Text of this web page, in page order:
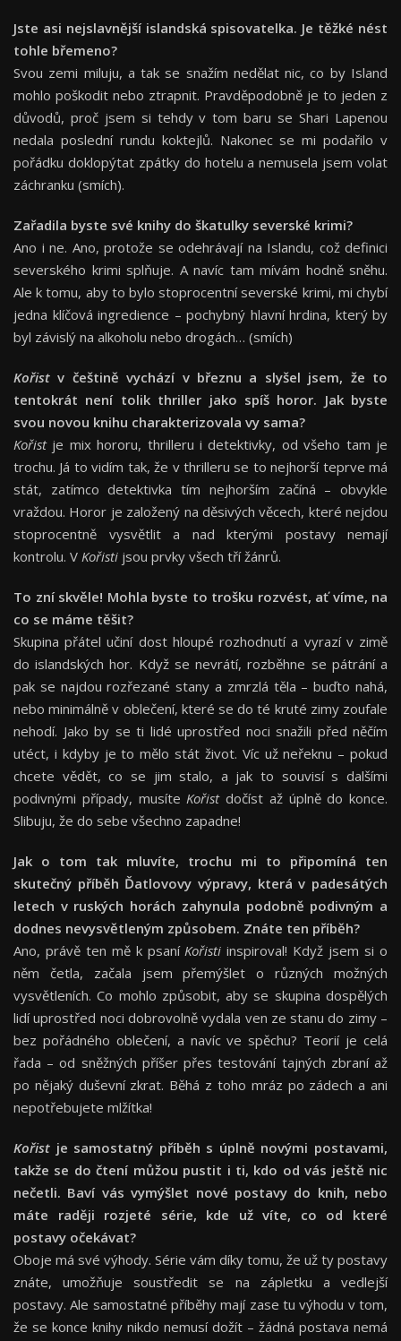
Jste asi nejslavnější islandská spisovatelka. Je těžké nést
tohle břemeno?
Svou zemi miluju, a tak se snažím nedělat nic, co by Island
mohlo poškodit nebo ztrapnit. Pravděpodobně je to jeden z
důvodů, proč jsem si tehdy v tom baru se Shari Lapenou
nedala poslední rundu koktejlů. Nakonec se mi podařilo v
pořádku doklopýtat zpátky do hotelu a nemusela jsem volat
záchranku (smích).
Zařadila byste své knihy do škatulky severské krimi?
Ano i ne. Ano, protože se odehrávají na Islandu, což definici
severského krimi splňuje. A navíc tam mívám hodně sněhu.
Ale k tomu, aby to bylo stoprocentní severské krimi, mi chybí
jedna klíčová ingredience – pochybný hlavní hrdina, který by
byl závislý na alkoholu nebo drogách… (smích)
Kořist v češtině vychází v březnu a slyšel jsem, že to
tentokrát není tolik thriller jako spíš horor. Jak byste
svou novou knihu charakterizovala vy sama?
Kořistje mix hororu, thrilleru i detektivky, od všeho tam je
trochu. Já to vidím tak, že v thrilleru se to nejhorší teprve má
stát, zatímco detektivka tím nejhorším začíná – obvykle
vraždou. Horor je založený na děsivých věcech, které nejdou
stoprocentně vysvětlit a nad kterými postavy nemají
kontrolu. V Kořisti jsou prvky všech tří žánrů.
To zní skvěle! Mohla byste to trošku rozvést, ať víme, na
co se máme těšit?
Skupina přátel učiní dost hloupé rozhodnutí a vyrazí v zimě
do islandských hor. Když se nevrátí, rozběhne se pátrání a
pak se najdou rozřezané stany a zmrzlá těla – buďto nahá,
nebo minimálně v oblečení, které se do té kruté zimy zoufale
nehodí. Jako by se ti lidé uprostřed noci snažili před něčím
utéct, i kdyby je to mělo stát život. Víc už neřeknu – pokud
chcete vědět, co se jim stalo, a jak to souvisí s dalšími
podivnými případy, musíteKořistdočíst až úplně do konce.
Slibuju, že do sebe všechno zapadne!
Jak o tom tak mluvíte, trochu mi to připomíná ten
skutečný příběh Ďatlovovy výpravy, která v padesátých
letech v ruských horách zahynula podobně podivným a
dodnes nevysvětleným způsobem. Znáte ten příběh?
Ano, právě ten mě k psaníKořisti inspiroval! Když jsem si o
něm četla, začala jsem přemýšlet o různých možných
vysvětleních. Co mohlo způsobit, aby se skupina dospělých
lidí uprostřed noci dobrovolně vydala ven ze stanu do zimy –
bez pořádného oblečení, a navíc ve spěchu? Teorií je celá
řada – od sněžných příšer přes testování tajných zbraní až
po nějaký duševní zkrat. Běhá z toho mráz po zádech a ani
nepotřebujete mlžítka!
Kořist je samostatný příběh s úplně novými postavami,
takže se do čtení můžou pustit i ti, kdo od vás ještě nic
nečetli. Baví vás vymýšlet nové postavy do knih, nebo
máte raději rozjeté série, kde už víte, co od které
postavy očekávat?
Oboje má své výhody. Série vám díky tomu, že už ty postavy
znáte, umožňuje soustředit se na zápletku a vedlejší
postavy. Ale samostatné příběhy mají zase tu výhodu v tom,
že se konce knihy nikdo nemusí dožít – žádná postava nemá